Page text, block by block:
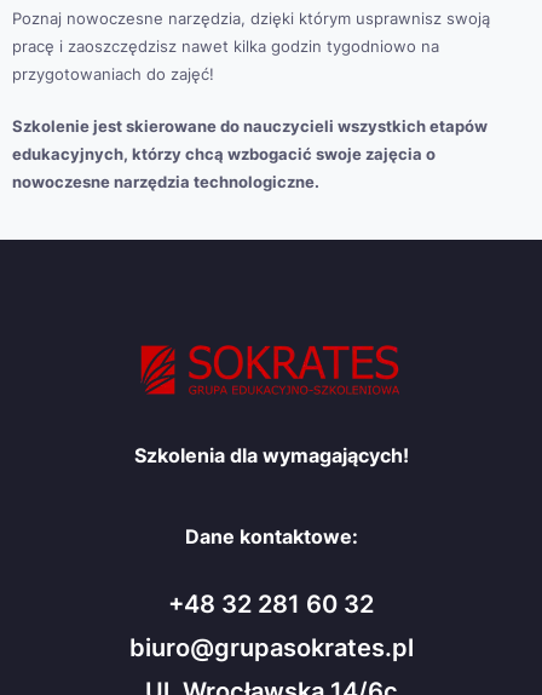
Poznaj nowoczesne narzędzia, dzięki którym usprawnisz swoją
pracę i zaoszczędzisz nawet kilka godzin tygodniowo na
przygotowaniach do zajęć!
Szkolenie jest skierowane do nauczycieli wszystkich etapów
edukacyjnych, którzy chcą wzbogacić swoje zajęcia o
nowoczesne narzędzia technologiczne.
Szkolenia dla wymagających!
Dane kontaktowe:
+48 32 281 60 32
biuro@grupasokrates.pl